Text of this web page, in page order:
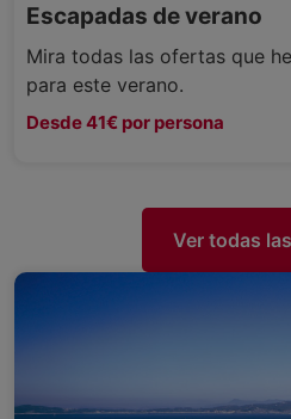
Escapadas de verano
Mira todas las ofertas que
para este verano.
Desde 41€ por persona
Ver todas